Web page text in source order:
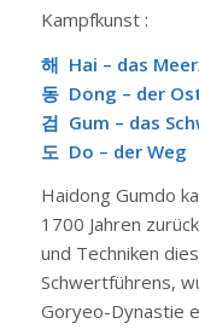
Kampfkunst :
해 Hai – das
동 Dong – der
검 Gum – das
도 Do – der Weg
Haidong Gumdo
1700 Jahren
und Techniken
Schwertführens,
Goryeo-Dynastie